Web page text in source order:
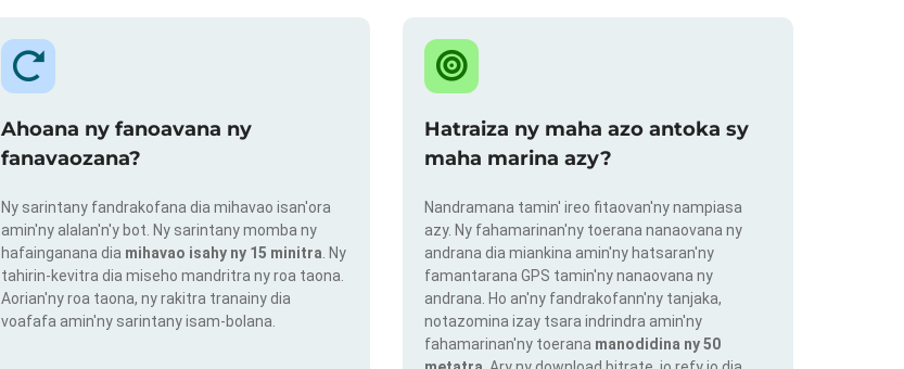
Ahoana ny fanoavana ny
fanavaozana?
Ny sarintany fandrakofana dia mihavao isan'ora
amin'ny alalan'n'y bot. Ny sarintany momba ny
hafainganana dia mihavao isahy ny 15 minitra . Ny
tahirin-kevitra dia miseho mandritra ny roa taona.
Aorian'ny roa taona, ny rakitra tranainy dia
voafafa amin'ny sarintany isam-bolana.
Hatraiza ny maha azo antoka sy
maha marina azy?
Nandramana tamin' ireo fitaovan'ny nampiasa
azy. Ny fahamarinan'ny toerana nanaovana ny
andrana dia miankina amin'ny hatsaran'ny
famantarana GPS tamin'ny nanaovana ny
andrana. Ho an'ny fandrakofann'ny tanjaka,
notazomina izay tsara indrindra amin'ny
fahamarinan'ny toerana manodidina ny 50